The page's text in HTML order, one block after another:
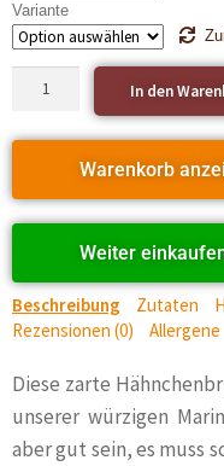
Variante
In den
Warenkorb
Weiter
Beschreibung Zutaten
Rezensionen (0)
Allergene
Diese zarte
unserer würzigen
aber gut sein, es muss